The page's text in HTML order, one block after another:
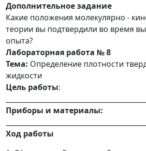
Дополнительное задание
Какие положения молекулярно -
теории вы подтвердили во время
опыта?
Лабораторная работа № 8
Тема: Определение плотности
жидкости
Цель работы:
Приборы и материалы:
Ход работы